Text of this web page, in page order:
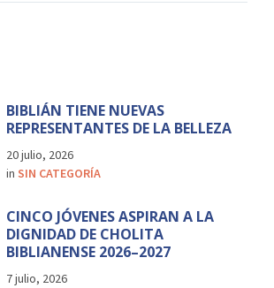
BIBLIÁN TIENE NUEVAS
REPRESENTANTES DE LA BELLEZA
20 julio, 2026
in SIN CATEGORÍA
CINCO JÓVENES ASPIRAN A LA
DIGNIDAD DE CHOLITA
BIBLIANENSE 2026–2027
7 julio, 2026